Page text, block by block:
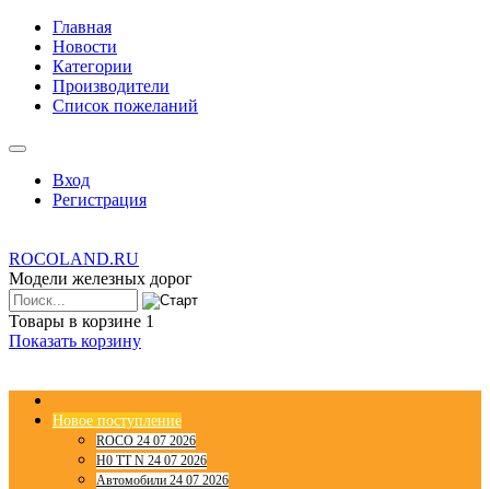
Главная
Новости
Категории
Производители
Список пожеланий
Вход
Регистрация
ROCOLAND.RU
Модели железных дорог
Товары в корзине 1
Показать корзину
Новое поступление
ROCO 24 07 2026
H0 TT N 24 07 2026
Автомобили 24 07 2026